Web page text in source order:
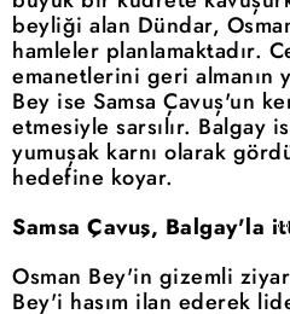
beyliği alan Dündar,
hamleler planlamaktadır.
emanetlerini geri almanın
Bey ise Samsa Çavuş'un
etmesiyle sarsılır. Balgay
yumuşak karnı olarak
hedefine koyar.
Samsa Çavuş, Balgay'la
Osman Bey'in gizemli
Bey'i hasım ilan ederek